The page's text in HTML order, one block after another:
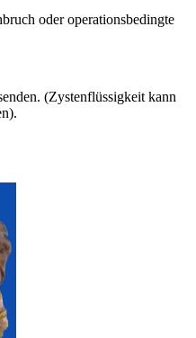
oder operationsbedingte
(Zystenflüssigkeit kann